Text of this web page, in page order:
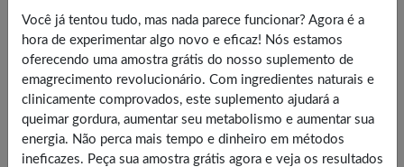
Você já tentou tudo, mas nada parece funcionar? Agora é a
hora de experimentar algo novo e eficaz! Nós estamos
oferecendo uma amostra grátis do nosso suplemento de
emagrecimento revolucionário. Com ingredientes naturais e
clinicamente comprovados, este suplemento ajudará a
queimar gordura, aumentar seu metabolismo e aumentar sua
energia. Não perca mais tempo e dinheiro em métodos
ineficazes. Peça sua amostra grátis agora e veja os resultados